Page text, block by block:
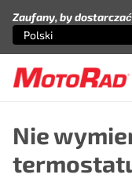
Zaufany, by
Wybierz opcję
Polski
Wybierz opcję
Nie